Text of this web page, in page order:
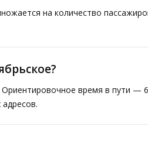
на количество
время в пути —